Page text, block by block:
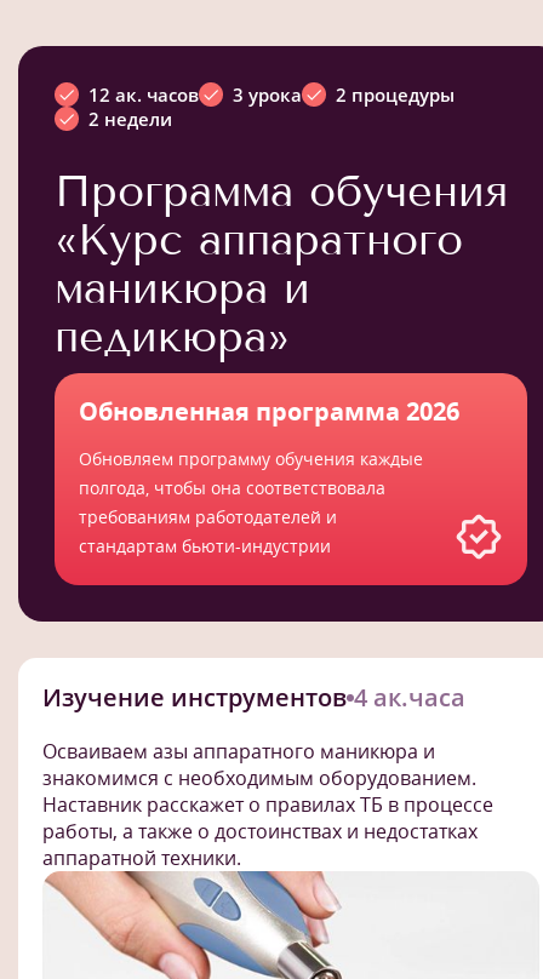
12 ак. часов 3 урока
2 процедуры
2 недели
Программа обучения
«Курс аппаратного
маникюра и
педикюра»
Обновленная программа 2026
Обновляем программу обучения каждые
полгода, чтобы она соответствовала
требованиям работодателей и
стандартам бьюти-индустрии
Изучение инструментов 4 ак.часа
Осваиваем азы аппаратного маникюра и
знакомимся с необходимым оборудованием.
Наставник расскажет о правилах ТБ в процессе
работы, а также о достоинствах и недостатках
аппаратной техники.